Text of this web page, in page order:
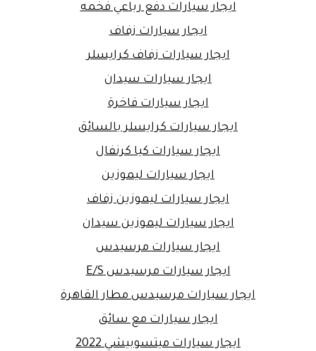
ايجار سيارات دفع رباعي فخمه
ايجار سيارات زفاف
ايجار سيارات زفاف كرايسلر
ايجار سيارات سيدان
ايجار سيارات فاخرة
ايجار سيارات كرايسلر بالسائق
ايجار سيارات كيا كرنفال
ايجار سيارات ليموزين
ايجار سيارات ليموزين زفاف
ايجار سيارات ليموزين سيدان
ايجار سيارات مرسيدس
ايجار سيارات مرسيدس E/S
ايجار سيارات مرسيدس مطار القاهرة
ايجار سيارات مع سائق
ايجار سيارات ميتسوبيشي 2022